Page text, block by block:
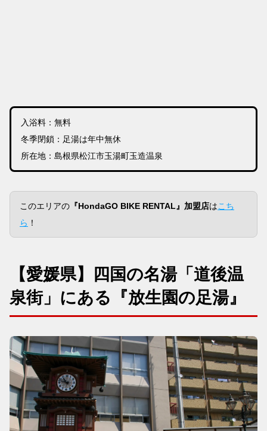
入浴料：無料
冬季閉鎖：足湯は年中無休
所在地：島根県松江市玉湯町玉造温泉
このエリアの 『HondaGO BIKE RENTAL』加盟店はこち
ら ！
【愛媛県】四国の名湯「道後温
泉街」にある『放生園の足湯』